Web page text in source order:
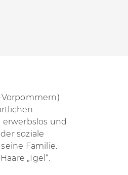
Vorpommern)
und
soziale
Familie.
„Igel“.